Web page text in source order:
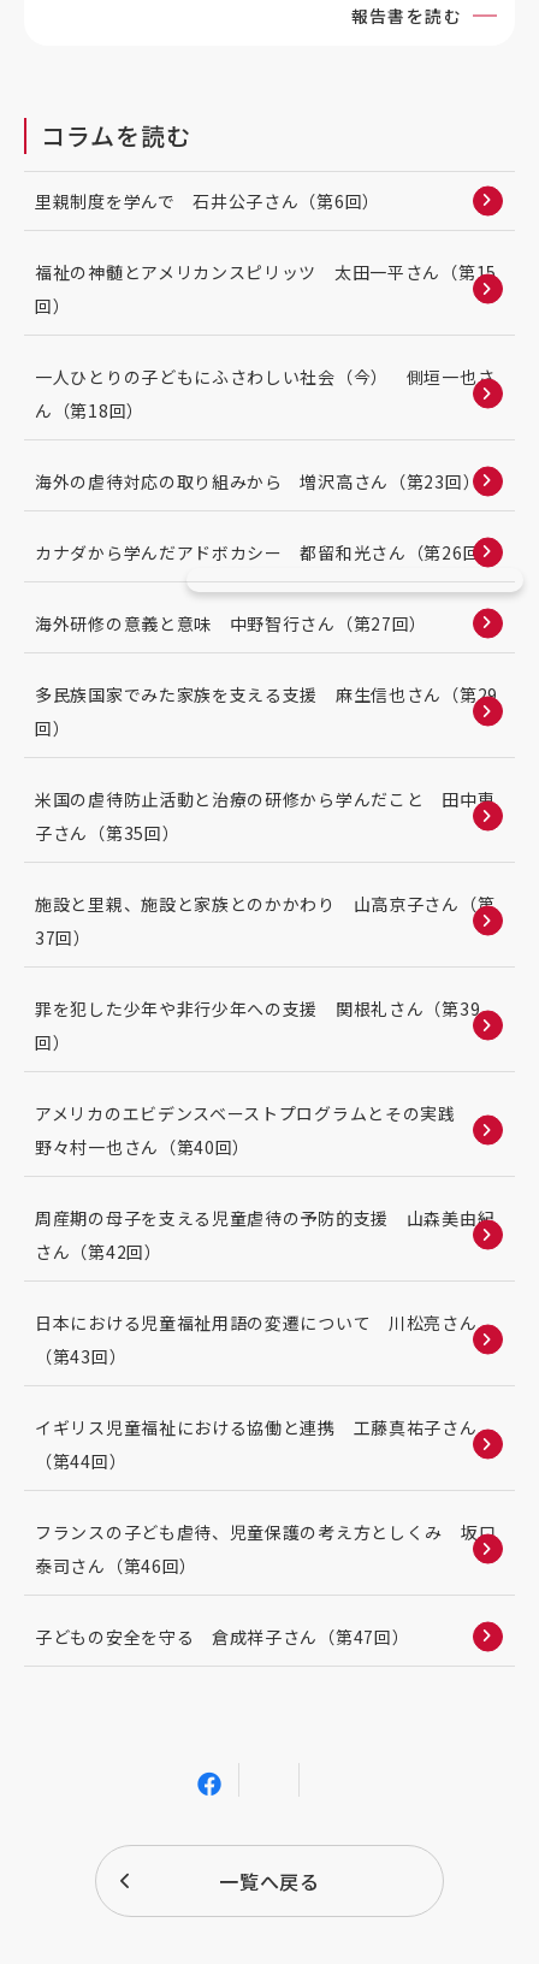
報告書を読む
コラムを読む
里親制度を学んで 石井公子さん（第6回）
福祉の神髄とアメリカンスピリッツ 太田一平さん（第15
回）
一人ひとりの子どもにふさわしい社会（今） 側垣一也さ
ん（第18回）
海外の虐待対応の取り組みから 増沢高さん（第23回）
カナダから学んだアドボカシー 都留和光さん（第26回）
海外研修の意義と意味 中野智行さん（第27回）
多民族国家でみた家族を支える支援 麻生信也さん（第29
回）
米国の虐待防止活動と治療の研修から学んだこと 田中恵
子さん（第35回）
施設と里親、施設と家族とのかかわり 山高京子さん（第
37回）
罪を犯した少年や非行少年への支援 関根礼さん（第39
回）
アメリカのエビデンスベーストプログラムとその実践
野々村一也さん（第40回）
周産期の母子を支える児童虐待の予防的支援 山森美由紀
さん（第42回）
日本における児童福祉用語の変遷について 川松亮さん
（第43回）
イギリス児童福祉における協働と連携 工藤真祐子さん
（第44回）
フランスの子ども虐待、児童保護の考え方としくみ 坂口
泰司さん（第46回）
子どもの安全を守る 倉成祥子さん（第47回）
一覧へ戻る